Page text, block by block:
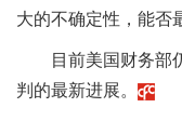
大的不确定性，能否
目前美国财务部
判的最新进展。